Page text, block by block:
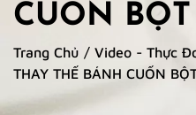
CUỐN
Trang Chủ / Video - Thực
THAY THẾ BÁNH CUỐN